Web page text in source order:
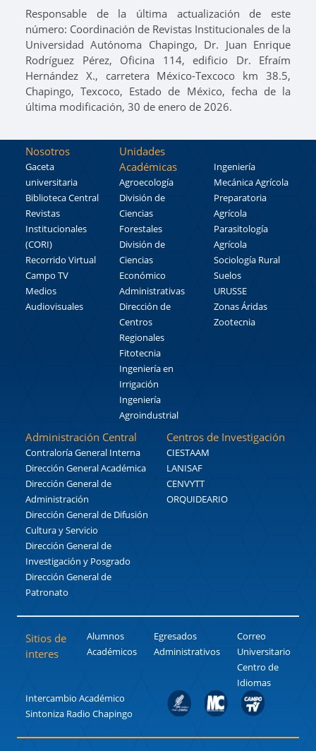
Responsable de la última actualización de este
número: Coordinación de Revistas Institucionales de la
Universidad Autónoma Chapingo, Dr. Juan Enrique
Rodríguez Pérez, Oficina 114, edificio Dr. Efraím
Hernández X., carretera México-Texcoco km 38.5,
Chapingo, Texcoco, Estado de México, fecha de la
última modificación, 30 de enero de 2026.
Nosotros
Gaceta
universitaria
Biblioteca Central
Revistas
Institucionales
(CORI)
Recorrido Virtual
Campo TV
Medios
Audiovisuales
Unidades
Académicas
Agroecología
División de
Ciencias
Forestales
División de
Ciencias
Económico
Administrativas
Dirección de
Centros
Regionales
Fitotecnia
Ingeniería en
Irrigación
Ingeniería
Agroindustrial
Ingeniería
Mecánica Agrícola
Preparatoria
Agrícola
Parasitología
Agrícola
Sociología Rural
Suelos
URUSSE
Zonas Áridas
Zootecnia
Administración Central
Contraloría General Interna
Dirección General Académica
Dirección General de
Administración
Dirección General de Difusión
Cultura y Servicio
Dirección General de
Investigación y Posgrado
Dirección General de
Patronato
Centros de Investigación
CIESTAAM
LANISAF
CENVYTT
ORQUIDEARIO
Sitios de
interes
Alumnos
Académicos
Egresados
Administrativos
Correo
Universitario
Centro de
Idiomas
Intercambio Académico
Sintoniza Radio Chapingo